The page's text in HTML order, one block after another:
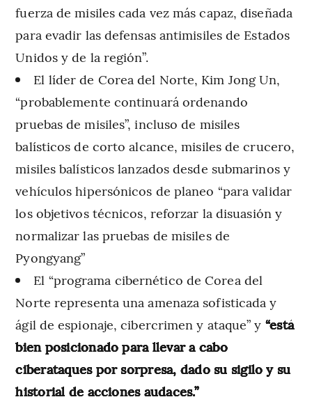
fuerza de misiles cada vez más capaz, diseñada
para evadir las defensas antimisiles de Estados
Unidos y de la región”.
El líder de Corea del Norte, Kim Jong Un,
“probablemente continuará ordenando
pruebas de misiles”, incluso de misiles
balísticos de corto alcance, misiles de crucero,
misiles balísticos lanzados desde submarinos y
vehículos hipersónicos de planeo “para validar
los objetivos técnicos, reforzar la disuasión y
normalizar las pruebas de misiles de
Pyongyang”
El “programa cibernético de Corea del
Norte representa una amenaza sofisticada y
ágil de espionaje, cibercrimen y ataque” y “está
bien posicionado para llevar a cabo
ciberataques por sorpresa, dado su sigilo y su
historial de acciones audaces.”